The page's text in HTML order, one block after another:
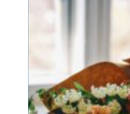
Kammarkollegiet och
att översättningen...